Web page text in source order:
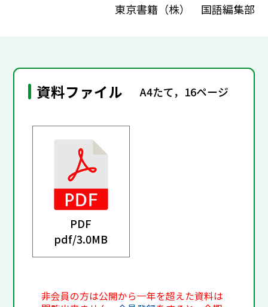
東京書籍（株） 国語編集部
資料ファイル A4たて，16ページ
PDF
pdf/3.0MB
非会員の方は公開から一年を超えた資料は